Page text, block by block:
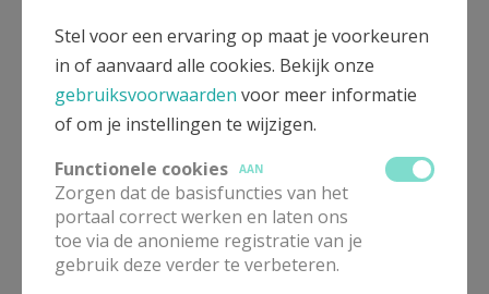
Jubileum 50 jaar priester Albert Van De
Kerkhove Oscar Romero
PAROCHIE H. OSCAR ROMERO IN HOREBEKE, ENAME, MATER,
Autozegening
PASTORALE EENHEID KANA OOSTENDE
Stel voor een ervaring op maat je voorkeuren
in of aanvaard alle cookies. Bekijk onze
gebruiksvoorwaarden voor meer informatie
of om je instellingen te wijzigen.
Functionele cookies
AAN
Zorgen dat de basisfuncties van het
portaal correct werken en laten ons
toe via de anonieme registratie van je
gebruik deze verder te verbeteren.